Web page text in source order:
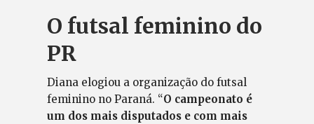
O futsal feminino do
PR
Diana elogiou a organização do futsal
feminino no Paraná. “O campeonato é
um dos mais disputados e com mais